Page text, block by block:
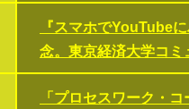
『スマホでYouTube
念。東京経済大学コ
「プロセスワーク・